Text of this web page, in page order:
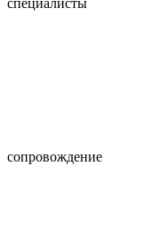
специалисты
сопровождение